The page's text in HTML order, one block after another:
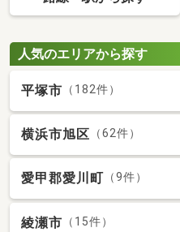
人気のエリアから探す
平塚市 （182件）
横浜市旭区 （62件）
愛甲郡愛川町 （9件）
綾瀬市 （15件）